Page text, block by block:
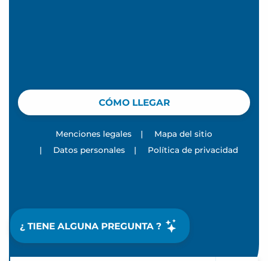
¿ TIENE ALGUNA PREGUNTA ?
CÓMO LLEGAR
Menciones legales |
Mapa del sitio
|
Datos personales | Política de privacidad